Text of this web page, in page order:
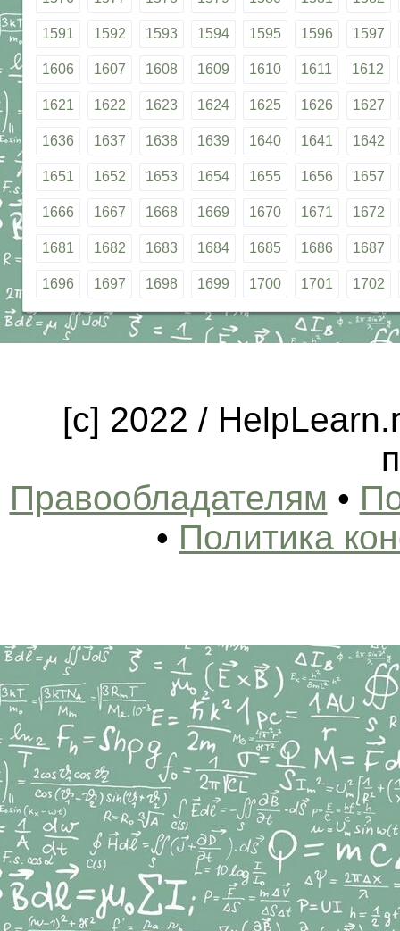
1591 1592 1593 1594 1595 1596 1597
1606 1607 1608 1609 1610 1611 1612
1621 1622 1623 1624 1625 1626 1627
1636 1637 1638 1639 1640 1641 1642
1651 1652 1653 1654 1655 1656 1657
1666 1667 1668 1669 1670 1671 1672
1681 1682 1683 1684 1685 1686 1687
1696 1697 1698 1699 1700 1701 1702
[c] 2022 /
Правообладателям •
• Политика